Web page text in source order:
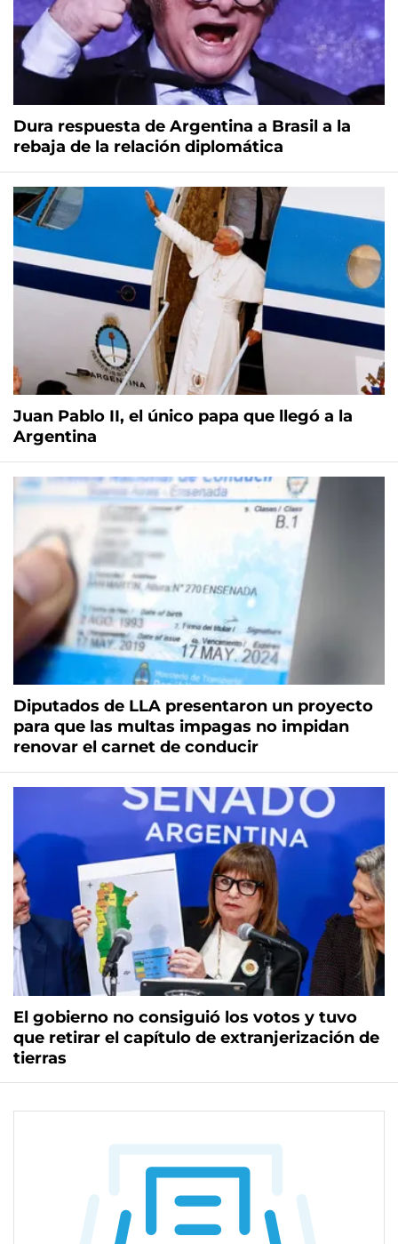
Dura respuesta de Argentina a Brasil a la
rebaja de la relación diplomática
Juan Pablo II, el único papa que llegó a la
Argentina
Diputados de LLA presentaron un proyecto
para que las multas impagas no impidan
renovar el carnet de conducir
El gobierno no consiguió los votos y tuvo
que retirar el capítulo de extranjerización de
tierras